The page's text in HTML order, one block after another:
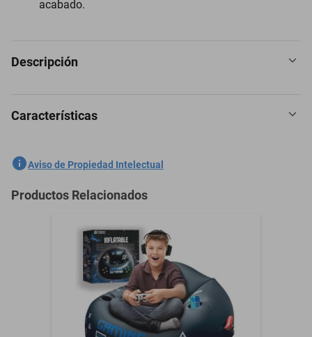
acabado.
Descripción
Gancho Doble Cerradura 10Pzas, 10kg, Forma S, Bloqueo
Características
SKU
Marca
Capacidad de Carga 10Kg
Negro
Contenido del Empaque 10 Pzas
Garantía con Proveedor
Acorde a la políticas
Aviso de Propiedad Intelectual
Productos Relacionados